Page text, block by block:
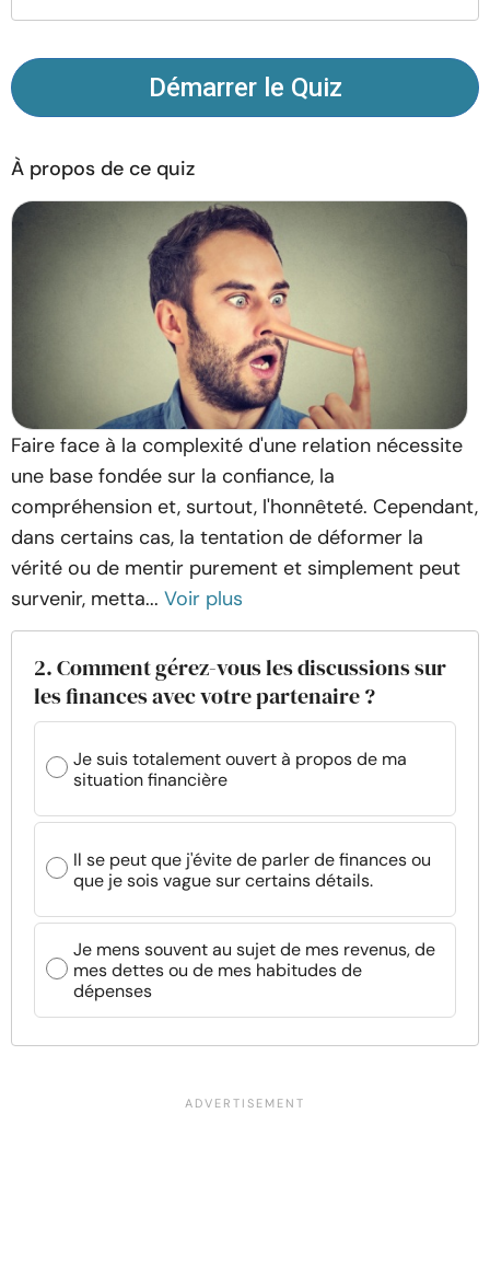
Contact Écrivez pour nous
nous
Démarrer le Quiz
À propos de ce quiz
Faire face à la complexité d'une relation nécessite
une base fondée sur la confiance, la
compréhension et, surtout, l'honnêteté. Cependant,
dans certains cas, la tentation de déformer la
vérité ou de mentir purement et simplement peut
survenir, metta... Voir plus
2. Comment gérez-vous les discussions sur
les finances avec votre partenaire ?
Je suis totalement ouvert à propos de ma
situation financière
Il se peut que j'évite de parler de finances ou
que je sois vague sur certains détails.
Je mens souvent au sujet de mes revenus, de
mes dettes ou de mes habitudes de
dépenses